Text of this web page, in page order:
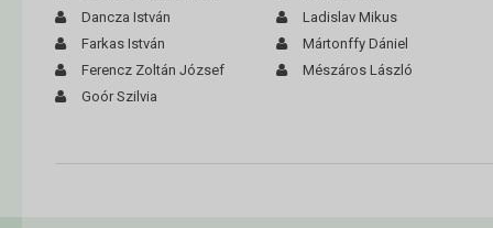
Dancza István
Farkas István
Ferencz Zoltán József
Goór Szilvia
Ladislav Mikus
Mártonffy Dániel
Mészáros László